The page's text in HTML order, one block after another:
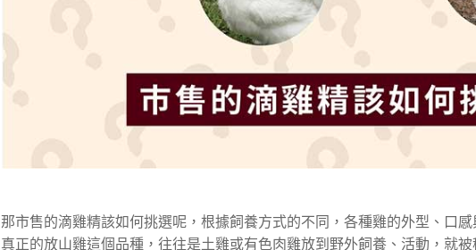
那市售的滴雞精該如何挑選呢，根據飼養方式的不同，各種雞的外型、口
真正的放山雞這個品種，往往是土雞或有色肉雞放到野外飼養、活動，就